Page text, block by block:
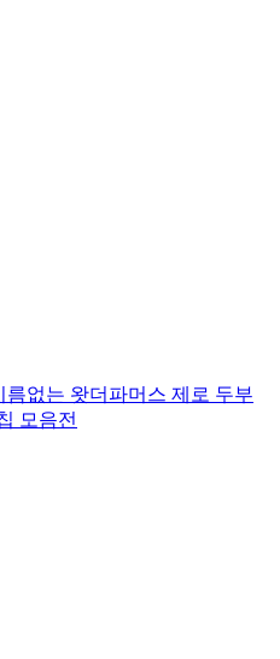
없는 왓더파머스 제로 두부
모음전